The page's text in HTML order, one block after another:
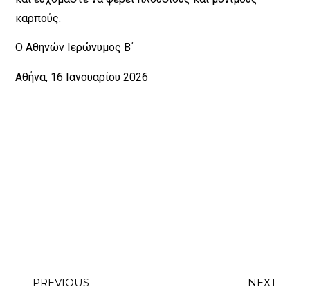
καρπούς.
Ο Αθηνών Ιερώνυμος Β΄
Αθήνα, 16 Ιανουαρίου 2026
PREVIOUS NEXT